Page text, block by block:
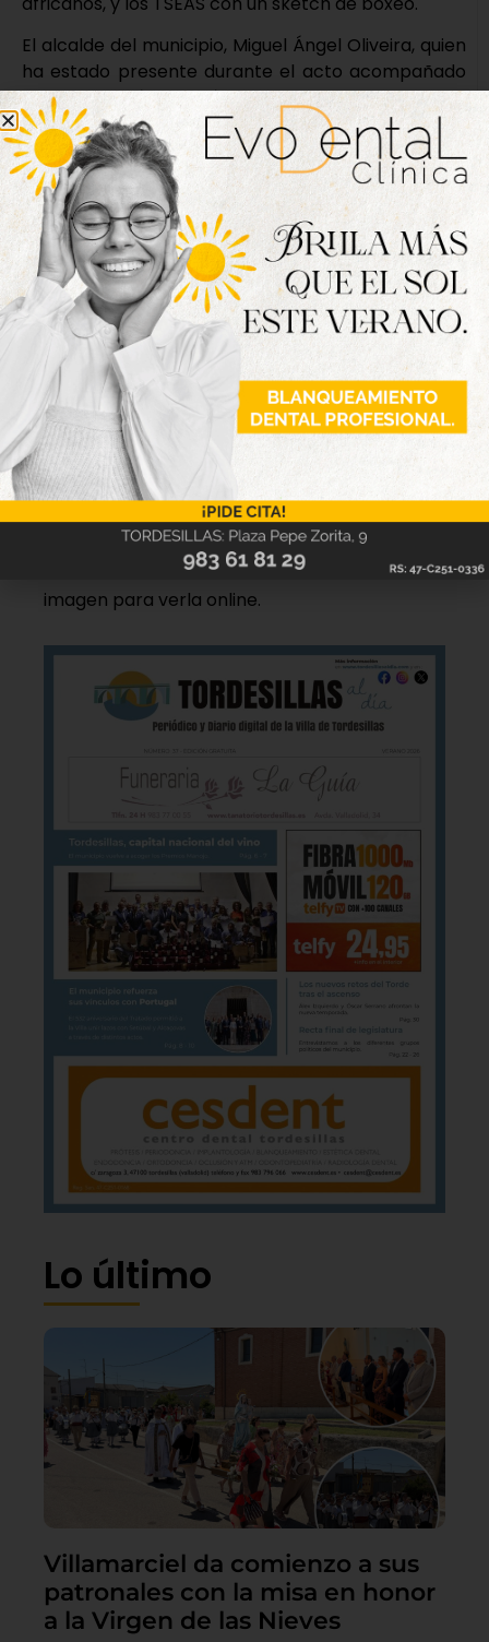
El alcalde del municipio, Miguel Ángel Oliveira, quien
ha estado presente durante el acto acompañado
por el edil Isaías García, ha dado la enhorabuena a
los alumnos del Divina Providencia, «no solo por
esta sorprendente presentación, sino por todas las
iniciativas que lleváis a cabo a lo largo del año en la
localidad». «Es un placer saber que en Tordesillas
contamos con un modelo educativo tan creativo,
que enseña de manera activa y que gracias a él
puedo decir que el futuro de Tordesillas está
asegurado».
Nueva edición
disponible
Hazte ya con la trigésimo séptima edición de
la revista Tordesillas al día. Haz clic sobre la
imagen para verla online.
Lo último
Villamarciel da comienzo a sus
patronales con la misa en honor
a la Virgen de las Nieves